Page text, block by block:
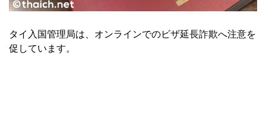
タイ入国管理局は、オンラインでのビザ延長詐欺へ注意を
促しています。